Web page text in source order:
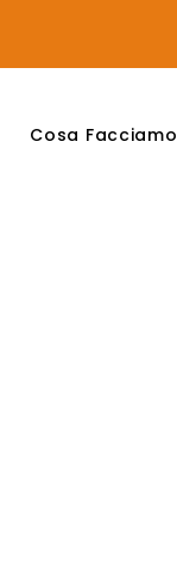
Cosa Facciamo